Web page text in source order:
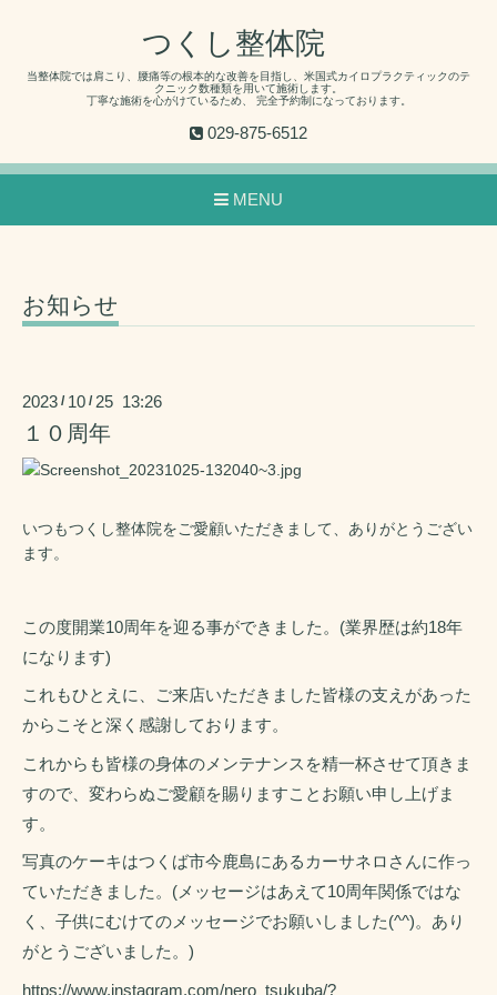
つくし整体院
当整体院では肩こり、腰痛等の根本的な改善を目指し、米国式カイロプラクティックのテ
クニック数種類を用いて施術します。
丁寧な施術を心がけているため、 完全予約制になっております。
029-875-6512
MENU
お知らせ
2023 / 10 / 25 13:26
１０周年
いつもつくし整体院をご愛顧いただきまして、ありがとうござい
ます。
この度開業10周年を迎る事ができました。(業界歴は約18年
になります)
これもひとえに、ご来店いただきました皆様の支えがあった
からこそと深く感謝しております。
これからも皆様の身体のメンテナンスを精一杯させて頂きま
すので、変わらぬご愛顧を賜りますことお願い申し上げま
す。
写真のケーキはつくば市今鹿島にあるカーサネロさんに作っ
ていただきました。(メッセージはあえて10周年関係ではな
く、子供にむけてのメッセージでお願いしました(^^)。あり
がとうございました。)
https://www.instagram.com/nero_tsukuba/?